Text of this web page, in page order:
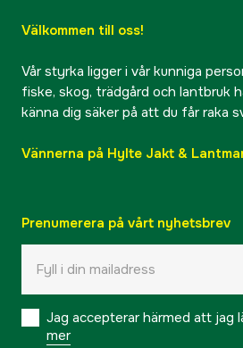
Välkommen till oss!
Vår styrka ligger i vår kunniga
fiske, skog, trädgård och lantbruk
känna dig säker på att du får raka
Vännerna på Hylte Jakt &
Prenumerera på vårt nyhetsbrev
Jag accepterar härmed att
mer